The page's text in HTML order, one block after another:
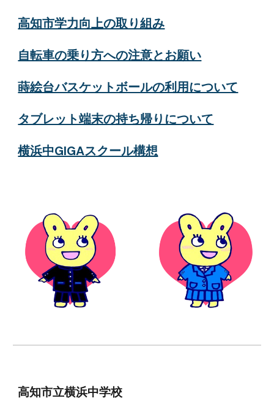
高知市学力向上の取り組み
自転車の乗り方への注意とお願い
蒔絵台バスケットボールの利用について
タブレット端末の持ち帰りについて
横浜中GIGAスクール構想
高知市立横浜中学校